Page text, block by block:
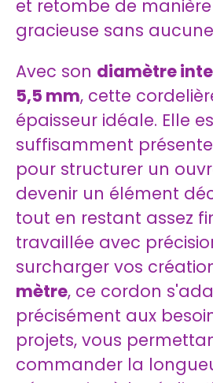
et retombe de
gracieuse sans
Avec son diamètre
5,5 mm, cette
épaisseur idéale. Elle
suffisamment
pour structurer un
devenir un élément
tout en restant assez
travaillée avec
surcharger vos
mètre, ce cordon
précisément aux
projets, vous
commander la